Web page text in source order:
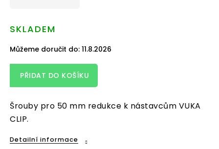
SKLADEM
Můžeme doručit do: 11.8.2026
PŘIDAT DO KOŠÍKU
Šrouby pro 50 mm redukce k nástavcům VUKA
CLIP.
Detailní informace